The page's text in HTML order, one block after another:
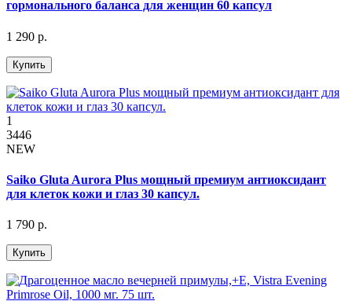
гормонального баланса для женщин 60 капсул
1 290 р.
Купить
1
3446
NEW
Saiko Gluta Aurora Plus мощный премиум антиоксидант
для клеток кожи и глаз 30 капсул.
1 790 р.
Купить